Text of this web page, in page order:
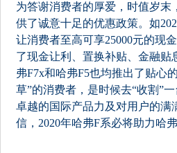
为答谢消费者的厚爱，时值岁末
供了诚意十足的优惠政策。如
让消费者至高可享25000元的现
了现金让利、置换补贴、金融贴
弗F7x和哈弗F5也均推出了贴心
草”的消费者，是时候去“收割”
卓越的国际产品力及对用户的满
信，2020年哈弗F系必将助力哈